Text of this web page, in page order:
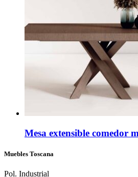
Mesa extensible comedor
Muebles Toscana
Pol. Industrial